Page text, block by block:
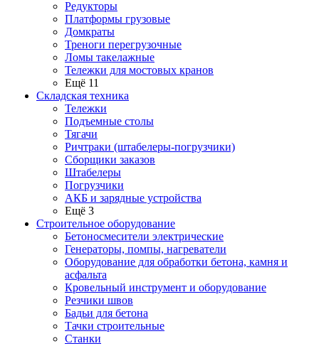
Редукторы
Платформы грузовые
Домкраты
Треноги перегрузочные
Ломы такелажные
Тележки для мостовых кранов
Ещё 11
Складская техника
Тележки
Подъемные столы
Тягачи
Ричтраки (штабелеры-погрузчики)
Сборщики заказов
Штабелеры
Погрузчики
АКБ и зарядные устройства
Ещё 3
Строительное оборудование
Бетоносмесители электрические
Генераторы, помпы, нагреватели
Оборудование для обработки бетона, камня и
асфальта
Кровельный инструмент и оборудование
Резчики швов
Бадьи для бетона
Тачки строительные
Станки